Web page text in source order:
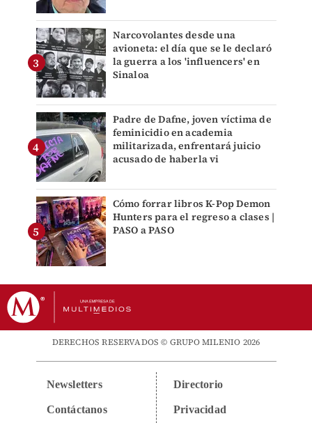
Narcovolantes desde una
avioneta: el día que se le declaró
la guerra a los 'influencers' en
Sinaloa
Padre de Dafne, joven víctima de
feminicidio en academia
militarizada, enfrentará juicio
acusado de haberla vi
Cómo forrar libros K-Pop Demon
Hunters para el regreso a clases |
PASO a PASO
DERECHOS RESERVADOS © GRUPO MILENIO 2026
Newsletters
Contáctanos
Directorio
Privacidad